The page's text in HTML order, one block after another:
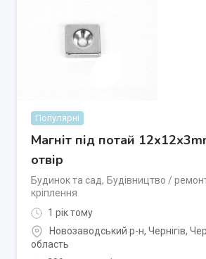
Популярні
Магніт під потай
отвір
Будинок та сад, Будівництво /
кріплення
1 рік тому
Новозаводський р-н, Чернігів,
область